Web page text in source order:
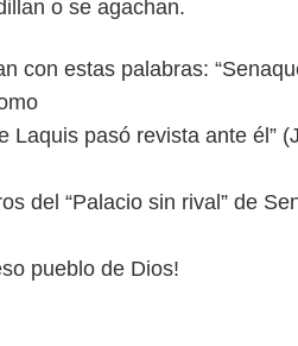
o se agachan.
con estas palabras:
Laquis pasó revista ante él”
del “Palacio sin rival” de
pueblo de Dios!